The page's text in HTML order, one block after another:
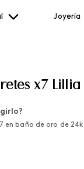
Joyería
x7 Lillia
en baño de oro de